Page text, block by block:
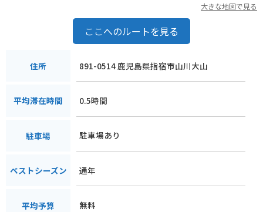
大きな地図で見る
ここへのルートを見る
住所 891-0514 鹿児島県指宿市山川大山
平均滞在時間 0.5時間
駐車場 駐車場あり
ベストシーズン 通年
平均予算 無料